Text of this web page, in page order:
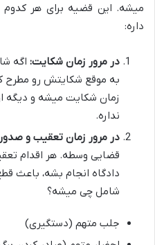
میشه. این قضیه برای هر کدوم
داره:
در مرور زمان شکایت: اگه
به موقع شکایتش رو مطرح
زمان شکایت میشه و دیگه
نداره.
در مرور زمان تعقیب و
قضایی وسطه. هر اقدام
دادگاه انجام بشه، باعث
شامل چی میشه؟
جلب متهم (دستگیری)